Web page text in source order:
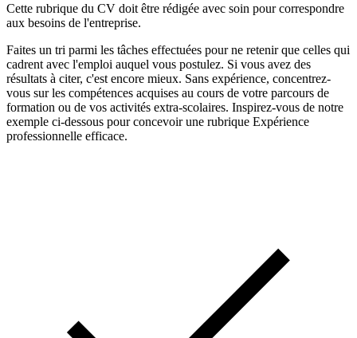
Cette rubrique du CV doit être rédigée avec soin pour correspondre
aux besoins de l'entreprise.
Faites un tri parmi les tâches effectuées pour ne retenir que celles qui
cadrent avec l'emploi auquel vous postulez. Si vous avez des
résultats à citer, c'est encore mieux. Sans expérience, concentrez-
vous sur les compétences acquises au cours de votre parcours de
formation ou de vos activités extra-scolaires. Inspirez-vous de notre
exemple ci-dessous pour concevoir une rubrique Expérience
professionnelle efficace.